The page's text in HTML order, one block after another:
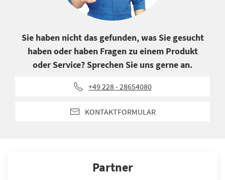
Sie haben nicht das gefunden, was Sie gesucht
haben oder haben Fragen zu einem Produkt
oder Service? Sprechen Sie uns gerne an.
+49 228 - 28654080
KONTAKTFORMULAR
Partner